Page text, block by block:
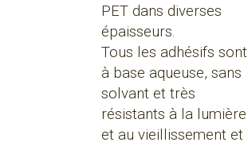
PET dans diverses
épaisseurs.
Tous les adhésifs sont
à base aqueuse, sans
solvant et très
résistants à la lumière
et au vieillissement et